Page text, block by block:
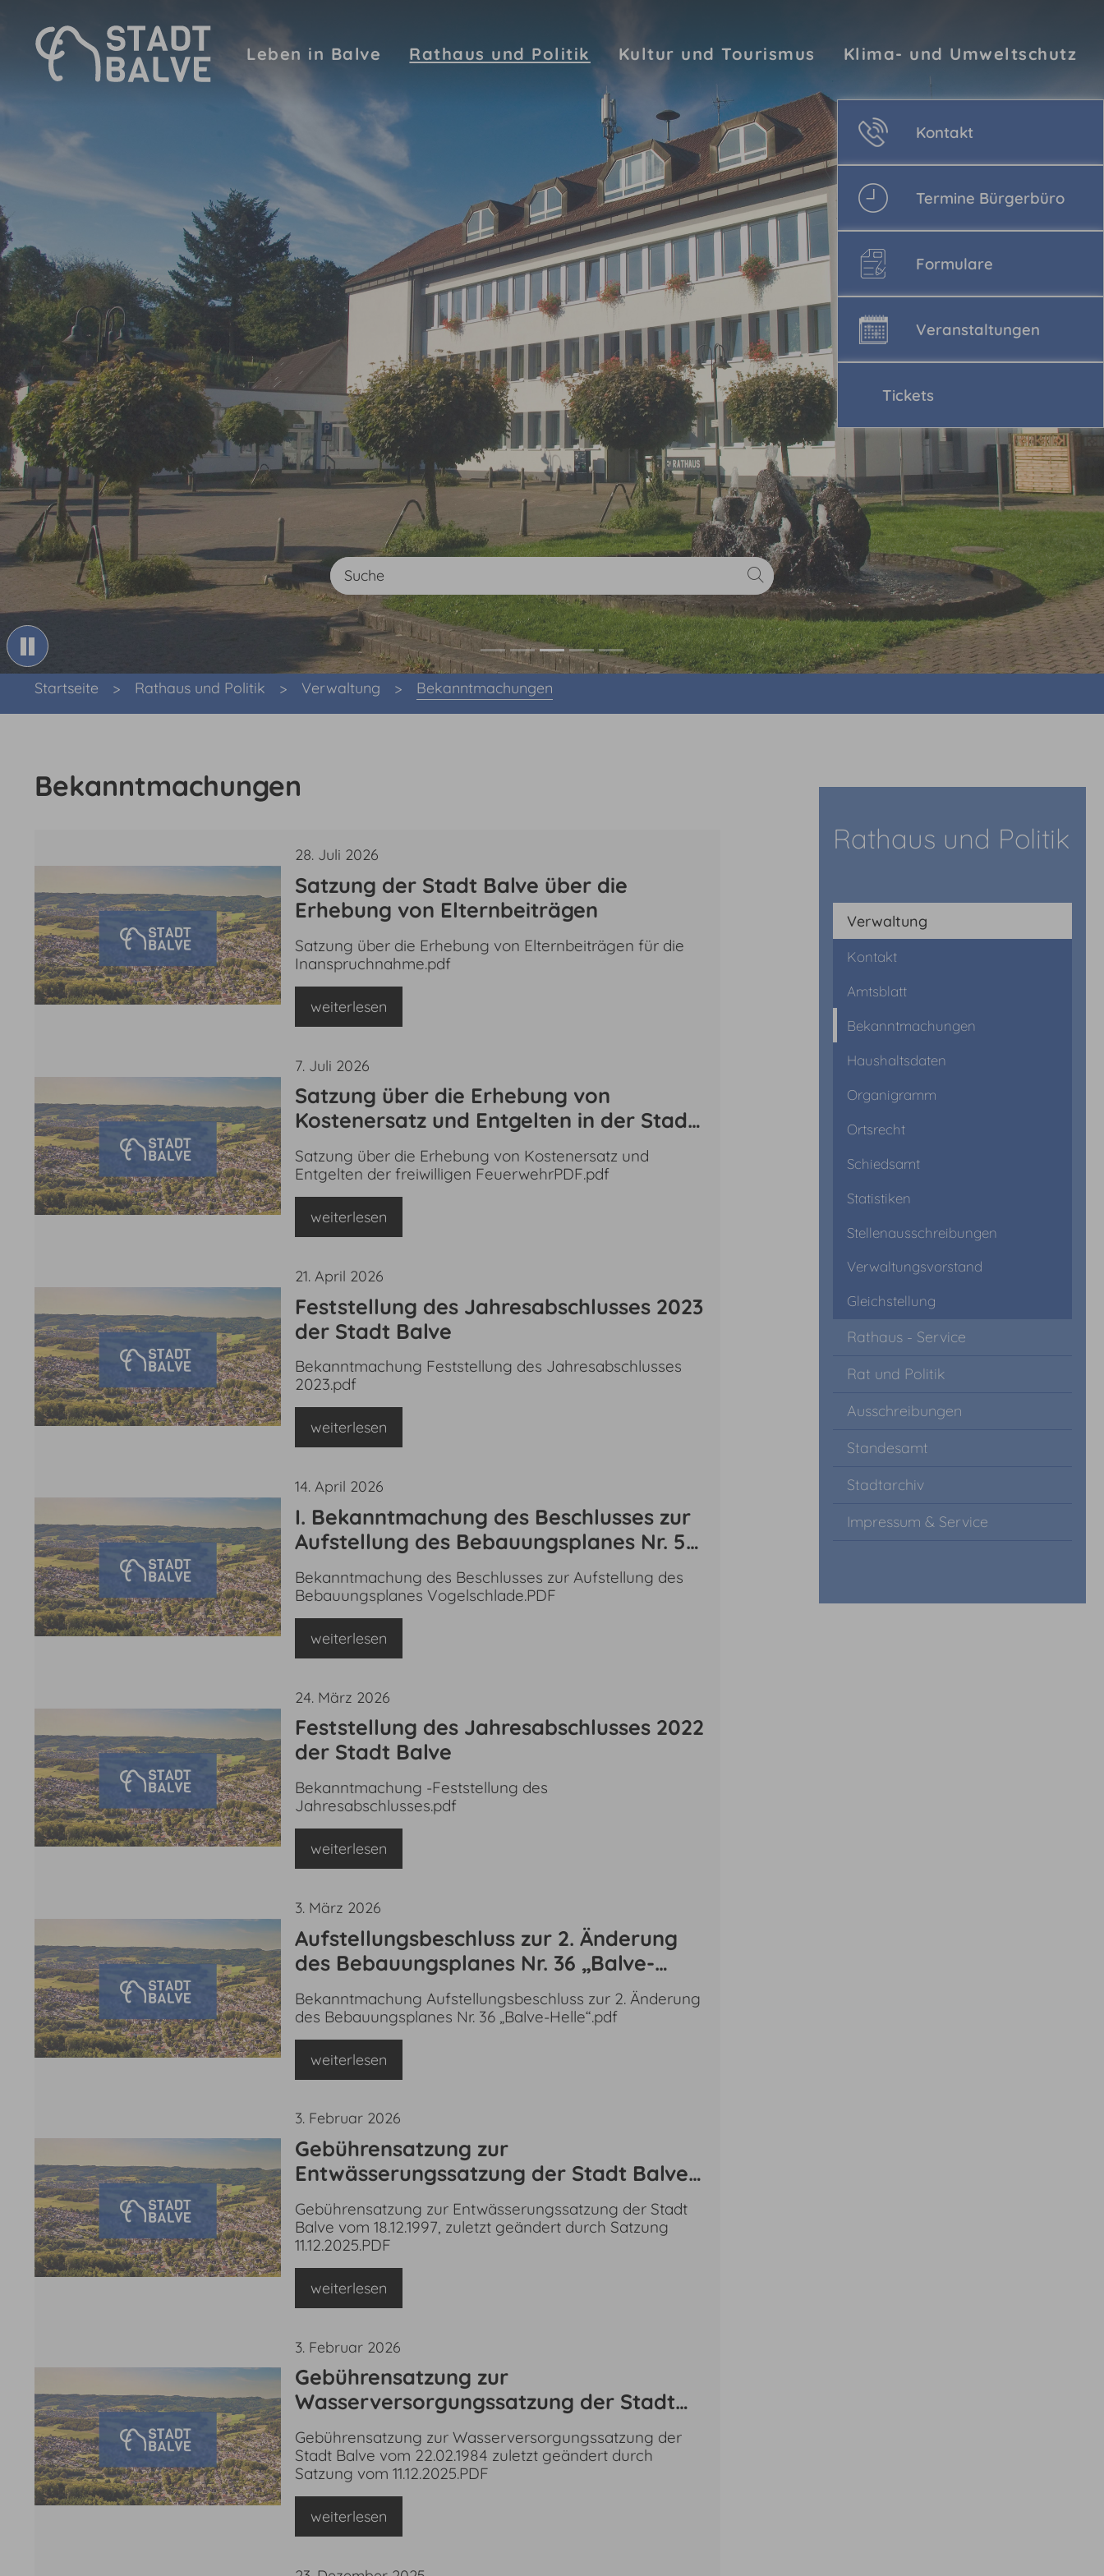
Leben in Balve Rathaus und Politik Kultur und Tourismus Klima- und Umweltschutz
Kontakt
Termine Bürgerbüro
Formulare
Veranstaltungen
Tickets
Sie sind hier:
Startseite Rathaus und Politik Verwaltung Bekanntmachungen
Bekanntmachungen
28. Juli 2026
Satzung der Stadt Balve über die
Erhebung von Elternbeiträgen
Satzung über die Erhebung von Elternbeiträgen für die
Inanspruchnahme.pdf
weiterlesen
7. Juli 2026
Satzung über die Erhebung von
Kostenersatz und Entgelten in der Stadt
Balve bei Einsätzen der Freiwilligen
Feuerwehr der Stadt Balve vom
13.04.2026
Satzung über die Erhebung von Kostenersatz und
Entgelten der freiwilligen FeuerwehrPDF.pdf
weiterlesen
21. April 2026
Feststellung des Jahresabschlusses 2023
der Stadt Balve
Bekanntmachung Feststellung des Jahresabschlusses
2023.pdf
weiterlesen
14. April 2026
I. Bekanntmachung des Beschlusses zur
Aufstellung des Bebauungsplanes Nr. 54
„Vogelschlade“ gem. § 2 Abs. 1 BauGB
Bekanntmachung des Beschlusses zur Aufstellung des
Bebauungsplanes Vogelschlade.PDF
weiterlesen
24. März 2026
Feststellung des Jahresabschlusses 2022
der Stadt Balve
Bekanntmachung -Feststellung des
Jahresabschlusses.pdf
weiterlesen
3. März 2026
Aufstellungsbeschluss zur 2. Änderung
des Bebauungsplanes Nr. 36 „Balve-
Helle“
Bekanntmachung Aufstellungsbeschluss zur 2. Änderung
des Bebauungsplanes Nr. 36 „Balve-Helle“.pdf
weiterlesen
3. Februar 2026
Gebührensatzung zur
Entwässerungssatzung der Stadt Balve
vom 18.12.1997, zuletzt geändert durch
Satzung vom 11.12.2025
Gebührensatzung zur Entwässerungssatzung der Stadt
Balve vom 18.12.1997, zuletzt geändert durch Satzung
11.12.2025.PDF
weiterlesen
3. Februar 2026
Gebührensatzung zur
Wasserversorgungssatzung der Stadt
Balve vom 22.02.1984, zuletzt geändert
durch Satzung vom 11.12.2025
Gebührensatzung zur Wasserversorgungssatzung der
Stadt Balve vom 22.02.1984 zuletzt geändert durch
Satzung vom 11.12.2025.PDF
weiterlesen
Rathaus und Politik
Verwaltung
Kontakt
Amtsblatt
Bekanntmachungen
Haushaltsdaten
Organigramm
Ortsrecht
Schiedsamt
Statistiken
Stellenausschreibungen
Verwaltungsvorstand
Gleichstellung
Rathaus - Service
Rat und Politik
Ausschreibungen
Standesamt
Stadtarchiv
Impressum & Service